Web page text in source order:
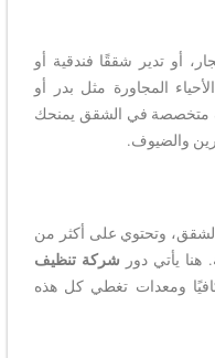
أو تدير شققًا فندقية أو
المجاورة مثل بدر أو
متخصصة في الشقق يمنحك
والضيوف.
وتحتوي على أكثر من
يأتي دور شركة تنظيف
ومعدات تغطي كل هذه